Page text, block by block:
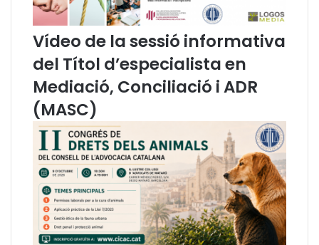
e
c
a
a
l
à
"
Vídeo de la sessió informativa
del Títol d’especialista en
Mediació, Conciliació i ADR
(MASC)